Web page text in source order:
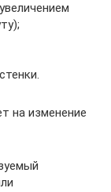
на изменение